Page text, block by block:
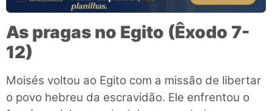
As pragas no Egito (Êxodo 7-
12)
Moisés voltou ao Egito com a missão de libertar
o povo hebreu da escravidão. Ele enfrentou o